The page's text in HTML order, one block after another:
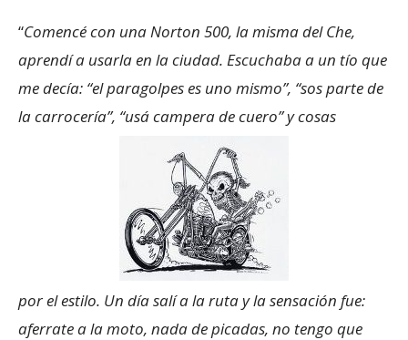
“Comencé con una Norton 500, la misma del Che,
aprendí a usarla en la ciudad. Escuchaba a un tío que
me decía: “el paragolpes es uno mismo”, “sos parte de
la carrocería”, “usá campera de cuero” y cosas
por el estilo. Un día salí a la ruta y la sensación fue:
aferrate a la moto, nada de picadas, no tengo que